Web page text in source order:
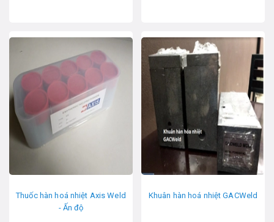
Thuốc hàn hoá nhiệt Axis Weld
- Ấn độ
Khuân hàn hoá nhiệt GACWeld